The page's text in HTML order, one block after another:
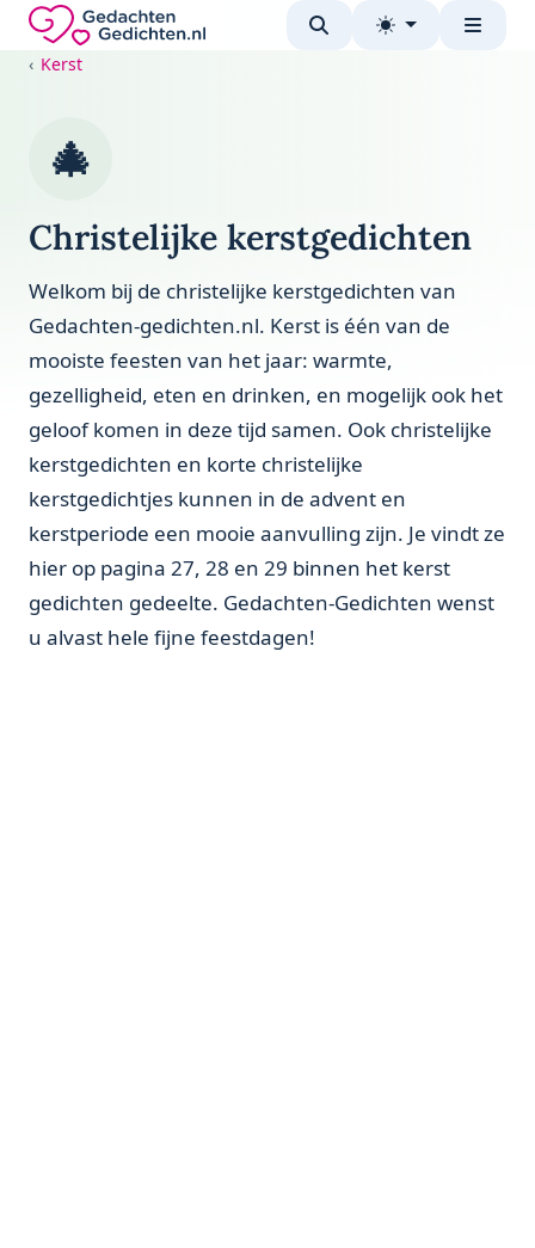
Direct naar de inhoud
Gedachten-Gedichten.nl — naar de homepage
Kerst
🎄
Christelijke kerstgedichten
Welkom bij de christelijke kerstgedichten van
Gedachten-gedichten.nl. Kerst is één van de
mooiste feesten van het jaar: warmte,
gezelligheid, eten en drinken, en mogelijk ook het
geloof komen in deze tijd samen. Ook christelijke
kerstgedichten en korte christelijke
kerstgedichtjes kunnen in de advent en
kerstperiode een mooie aanvulling zijn. Je vindt ze
hier op pagina 27, 28 en 29 binnen het kerst
gedichten gedeelte. Gedachten-Gedichten wenst
u alvast hele fijne feestdagen!